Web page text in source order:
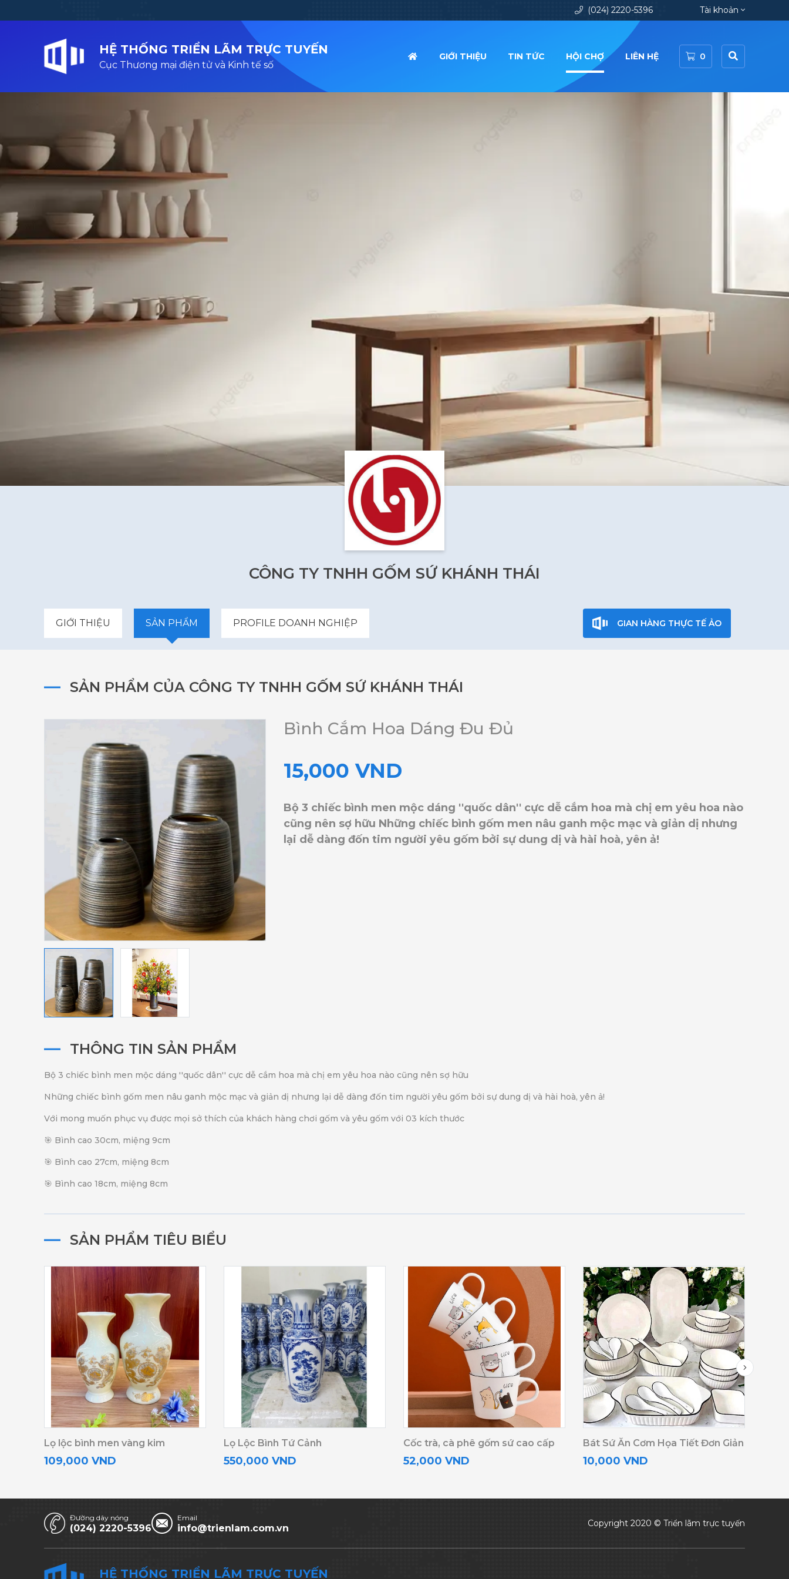
(024) 2220-5396 Tài khoản
HỆ THỐNG TRIỂN LÃM TRỰC TUYẾN
Cục Thương mại điện tử và Kinh tế số
GIỚI THIỆU TIN TỨC HỘI CHỢ LIÊN HỆ 0
CÔNG TY TNHH GỐM SỨ KHÁNH THÁI
GIAN HÀNG THỰC TẾ ẢO
GIỚI THIỆU SẢN PHẨM PROFILE DOANH NGHIỆP
SẢN PHẨM CỦA CÔNG TY TNHH GỐM SỨ KHÁNH THÁI
Bình Cắm Hoa Dáng Đu Đủ
15,000 VND
Bộ 3 chiếc bình men mộc dáng ''quốc dân'' cực dễ cắm hoa mà chị em yêu hoa nào
cũng nên sợ hữu Những chiếc bình gốm men nâu ganh mộc mạc và giản dị nhưng
lại dễ dàng đốn tim người yêu gốm bởi sự dung dị và hài hoà, yên ả!
THÔNG TIN SẢN PHẨM
Bộ 3 chiếc bình men mộc dáng ''quốc dân'' cực dễ cắm hoa mà chị em yêu hoa nào cũng nên sợ hữu
Những chiếc bình gốm men nâu ganh mộc mạc và giản dị nhưng lại dễ dàng đốn tim người yêu gốm bởi sự dung dị và hài hoà, yên ả!
Với mong muốn phục vụ được mọi sở thích của khách hàng chơi gốm và yêu gốm với 03 kích thước
🎯 Bình cao 30cm, miệng 9cm
🎯 Bình cao 27cm, miệng 8cm
🎯 Bình cao 18cm, miệng 8cm
SẢN PHẨM TIÊU BIỂU
Lọ lộc bình men vàng kim
109,000 VND
Lọ Lộc Bình Tứ Cảnh
550,000 VND
Cốc trà, cà phê gốm sứ cao cấp
52,000 VND
Bát Sứ Ăn Cơm Họa Tiết Đơn Giản
10,000 VND
Đường dây nóng
(024) 2220-5396
Email
info@trienlam.com.vn Copyright 2020 © Triển lãm trực tuyến
HỆ THỐNG TRIỂN LÃM TRỰC TUYẾN